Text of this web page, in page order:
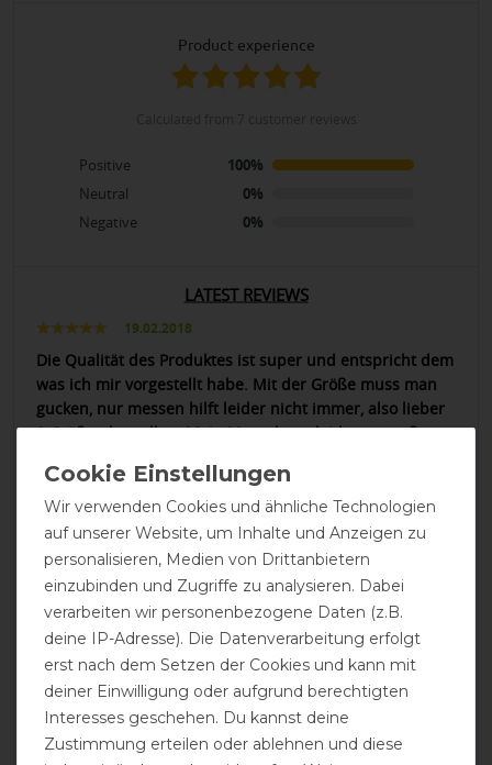
product experience
Positive
100%
Neutral
0%
Negative
0%
LATEST REVIEWS
19.02.2018
Die Qualität des Produktes ist super und entspricht dem
was ich mir vorgestellt habe. Mit der Größe muss man
gucken, nur messen hilft leider nicht immer, also lieber
2 Größen bestellen. Mein Mantel war leider zu groß,
Problem.
05.02.2018
Wir haben ihn als Therapiemantel bestellt, für zuhause
und im Auto, dafür ist er prima. Die Passform ist für
unseren Hund [Ridgeback-Mix] nicht optimal. Wer einen
Mantel für Spaziergänge sucht, ist vielleicht mit einem
anderen Modell besser beraten.
30.01.2018
Würde es meiner Freunde weiter empfehlen
Wir verwenden Cookies und ähnliche Technologien
auf unserer Website, um Inhalte und Anzeigen zu
personalisieren, Medien von Drittanbietern
einzubinden und Zugriffe zu analysieren. Dabei
verarbeiten wir personenbezogene Daten (z.B.
deine IP-Adresse). Die Datenverarbeitung erfolgt
erst nach dem Setzen der Cookies und kann mit
deiner Einwilligung oder aufgrund berechtigten
Interesses geschehen. Du kannst deine
Zustimmung erteilen oder ablehnen und diese